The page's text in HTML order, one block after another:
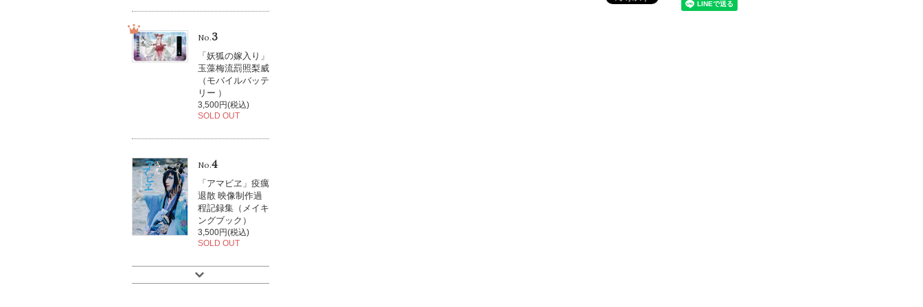
No.3
「妖狐の嫁入り」
玉藻梅流罰照梨威
（モバイルバッテ
リー ）
3,500円(税込)
SOLD OUT
No.4
「アマビヱ」疫癘
退散 映像制作過
程記録集（メイキ
ングブック）
3,500円(税込)
SOLD OUT